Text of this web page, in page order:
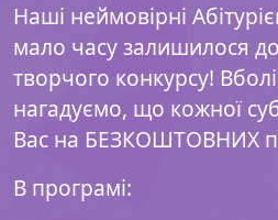
Наші неймовірні
мало часу залишилося
творчого конкурсу!
нагадуємо, що кожної
Вас на БЕЗКОШТОВНИХ
В програмі: